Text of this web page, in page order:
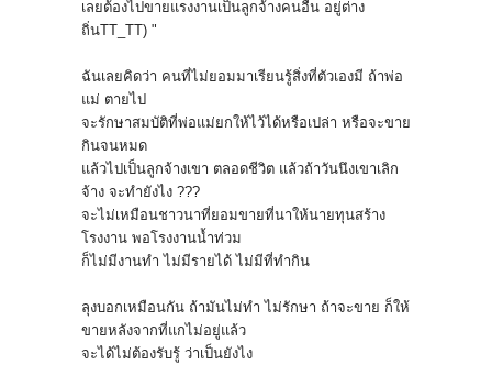
เลยต้องไปขายแรงงานเป็นลูกจ้างคนอื่น อยู่ต่าง
ถิ่นTT_TT) "
ฉันเลยคิดว่า คนที่ไม่ยอมมาเรียนรู้สิ่งที่ตัวเองมี ถ้าพ่อ
แม่ ตายไป
จะรักษาสมบัติที่พ่อแม่ยกให้ไว้ได้หรือเปล่า หรือจะขาย
กินจนหมด
แล้วไปเป็นลูกจ้างเขา ตลอดชีวิต แล้วถ้าวันนึงเขาเลิก
จ้าง จะทำยังไง ???
จะไม่เหมือนชาวนาที่ยอมขายที่นาให้นายทุนสร้าง
โรงงาน พอโรงงานน้ำท่วม
ก็ไม่มีงานทำ ไม่มีรายได้ ไม่มีที่ทำกิน
ลุงบอกเหมือนกัน ถ้ามันไม่ทำ ไม่รักษา ถ้าจะขาย ก็ให้
ขายหลังจากที่แกไม่อยู่แล้ว
จะได้ไม่ต้องรับรู้ ว่าเป็นยังไง